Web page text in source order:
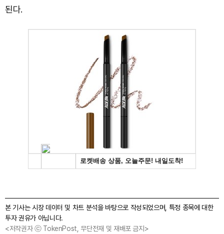
된다.
본 기사는 시장 데이터 및 차트 분석을 바탕으로 작성되었으며, 특정 종목에 대한
투자 권유가 아닙니다.
<저작권자 ⓒ TokenPost, 무단전재 및 재배포 금지>